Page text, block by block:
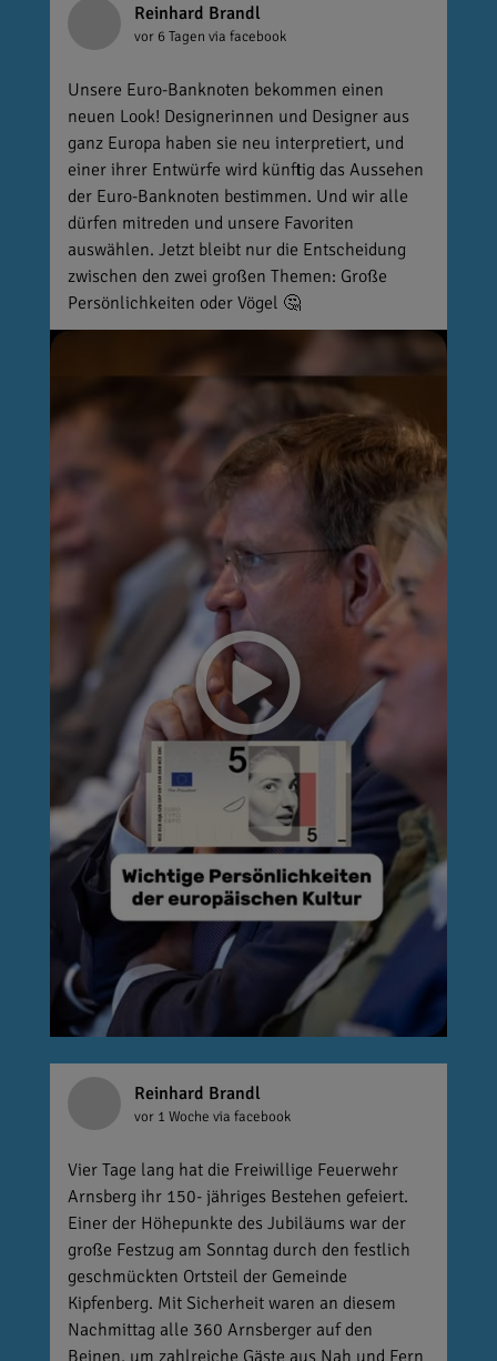
Reinhard Brandl
vor 6 Tagen via facebook
Unsere Euro-Banknoten bekommen einen
neuen Look! Designerinnen und Designer aus
ganz Europa haben sie neu interpretiert, und
einer ihrer Entwürfe wird künftig das Aussehen
der Euro-Banknoten bestimmen. Und wir alle
dürfen mitreden und unsere Favoriten
auswählen. Jetzt bleibt nur die Entscheidung
zwischen den zwei großen Themen: Große
Persönlichkeiten oder Vögel 🤔
Reinhard Brandl
vor 1 Woche via facebook
Vier Tage lang hat die Freiwillige Feuerwehr
Arnsberg ihr 150- jähriges Bestehen gefeiert.
Einer der Höhepunkte des Jubiläums war der
große Festzug am Sonntag durch den festlich
geschmückten Ortsteil der Gemeinde
Kipfenberg. Mit Sicherheit waren an diesem
Nachmittag alle 360 Arnsberger auf den